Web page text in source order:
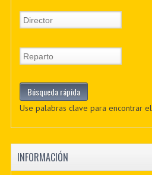
Use palabras clave para encontrar
INFORMACIÓN